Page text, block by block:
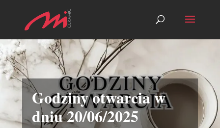
Godziny otwarcia w
dniu 20/06/2025